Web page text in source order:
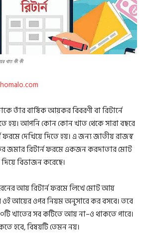
খাত কী কী
তাঁর বার্ষিক আয়কর বিবরণী বা রিটার্নে
হয়। আপনি কোন কোন খাত থেকে সারা বছরে
দেখিয়ে দিতে হয়। এ জন্য জাতীয় রাজস্ব
জমার রিটার্ন ফরমে একজন করদাতার মোট
বিভাজন করেছে।
আয় রিটার্ন ফরমে লিখে মোট আয়
ওই আয়ের ওপর নিয়ম অনুসারে কর বসবে। তবে
খাতের সব কটিতে আয় না–ও থাকতে পারে।
হবে, বিষয়টি তেমন নয়।